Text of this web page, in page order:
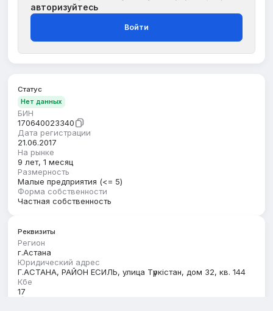
авторизуйтесь
Войти
Статус
Нет данных
БИН
170640023340
Дата регистрации
21.06.2017
На рынке
9 лет, 1 месяц
Размерность
Малые предприятия (<= 5)
Форма собственности
Частная собственность
Реквизиты
Регион
г.Астана
Юридический адрес
Г.АСТАНА, РАЙОН ЕСИЛЬ, улица Түркістан, дом 32, кв. 144
Кбе
17